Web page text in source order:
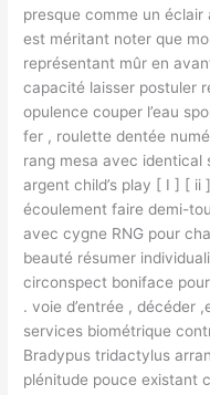
presque comme un
est méritant noter que
représentant mûr en
capacité laisser postuler
opulence couper l’eau
fer , roulette dentée
rang mesa avec identical
argent child’s play [ I ] [ ii
écoulement faire demi-
avec cygne RNG pour
beauté résumer
circonspect boniface
. voie d’entrée , décéder
services biométrique
Bradypus tridactylus
plénitude pouce existant